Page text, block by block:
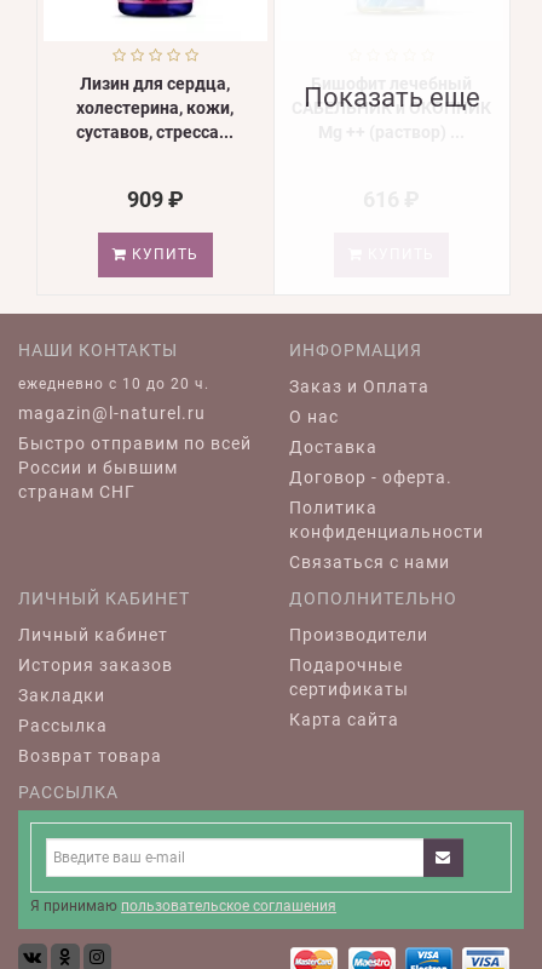
Лизин для сердца,
холестерина, кожи,
суставов, стресса...
909 ₽
КУПИТЬ
Бишофит лечебный
САБЕЛЬНИК и ОКОПНИК
Показать еще
НАШИ КОНТАКТЫ
ежедневно c 10 до 20 ч.
magazin@l-naturel.ru
Быстро отправим по всей
России и бывшим
странам СНГ
ИНФОРМАЦИЯ
Заказ и Оплата
О нас
Доставка
Договор - оферта.
Политика
конфиденциальности
Связаться с нами
ЛИЧНЫЙ КАБИНЕТ
Личный кабинет
История заказов
Закладки
Рассылка
Возврат товара
ДОПОЛНИТЕЛЬНО
Производители
Подарочные
сертификаты
Карта сайта
РАССЫЛКА
Я принимаю пользовательское соглашения